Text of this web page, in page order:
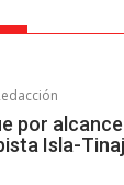
por
Isla-